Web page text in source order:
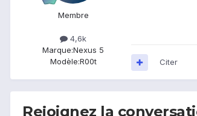
Membre
4,6k
Marque:Nexus 5
Modèle:R00t Citer
Rejoignez la